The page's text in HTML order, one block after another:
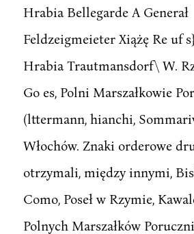
Hrabia Bellegarde A Generał
Feldzeigmeieter Xiążę Re uf
Hrabia Trautmansdorf\ W.
Go es, Polni Marszałkowie
(lttermann, hianchi,
Włochów. Znaki orderowe
otrzymali, między innymi,
Como, Poseł w Rzymie,
Polnych Marszałków